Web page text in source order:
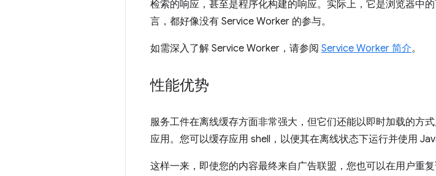
检索的响应，甚至是程序化构建的响应。实际上，它是浏览器中
言，都好像没有 Service Worker 的参与。
如需深入了解 Service Worker，请参阅 Service Worker 简介。
性能优势
服务工件在离线缓存方面非常强大，但它们还能以即时加载的方
应用。您可以缓存应用 shell，以便其在离线状态下运行并使用
这样一来，即使您的内容最终来自广告联盟，您也可以在用户重